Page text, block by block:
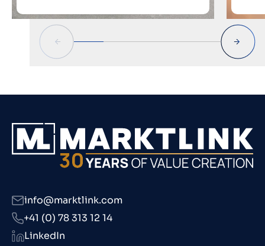
info@marktlink.com
+41 (0) 78 313 12 14
LinkedIn